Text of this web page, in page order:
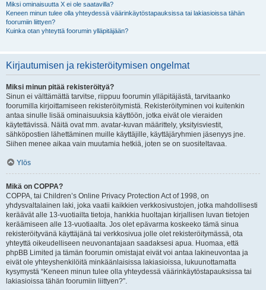
Miksi ominaisuutta X ei ole saatavilla?
Keneen minun tulee olla yhteydessä väärinkäytöstapauksissa tai lakiasioissa tähän
foorumiin liittyen?
Kuinka otan yhteyttä foorumin ylläpitäjään?
Kirjautumisen ja rekisteröitymisen ongelmat
Miksi minun pitää rekisteröityä?
Sinun ei välttämättä tarvitse, riippuu foorumin ylläpitäjästä, tarvitaanko
foorumilla kirjoittamiseen rekisteröitymistä. Rekisteröityminen voi kuitenkin
antaa sinulle lisää ominaisuuksia käyttöön, jotka eivät ole vieraiden
käytettävissä. Näitä ovat mm. avatar-kuvan määrittely, yksityisviestit,
sähköpostien lähettäminen muille käyttäjille, käyttäjäryhmien jäsenyys jne.
Siihen menee aikaa vain muutamia hetkiä, joten se on suositeltavaa.
Ylös
Mikä on COPPA?
COPPA, tai Children’s Online Privacy Protection Act of 1998, on
yhdysvaltalainen laki, joka vaatii kaikkien verkkosivustojen, jotka mahdollisesti
keräävät alle 13-vuotiailta tietoja, hankkia huoltajan kirjallisen luvan tietojen
keräämiseen alle 13-vuotiaalta. Jos olet epävarma koskeeko tämä sinua
rekisteröityvänä käyttäjänä tai verkkosivua jolle olet rekisteröitymässä, ota
yhteyttä oikeudelliseen neuvonantajaan saadaksesi apua. Huomaa, että
phpBB Limited ja tämän foorumin omistajat eivät voi antaa lakineuvontaa ja
eivät ole yhteyshenkilöitä minkäänlaisissa lakiasioissa, lukuunottamatta
kysymystä “Keneen minun tulee olla yhteydessä väärinkäytöstapauksissa tai
lakiasioissa tähän foorumiin liittyen?”.